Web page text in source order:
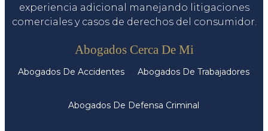
experiencia adicional manejando litigaciones
comerciales y casos de derechos del consumidor.
Abogados Cerca De Mi
Abogados De Accidentes Abogados De Trabajadores
Abogados De Defensa Criminal